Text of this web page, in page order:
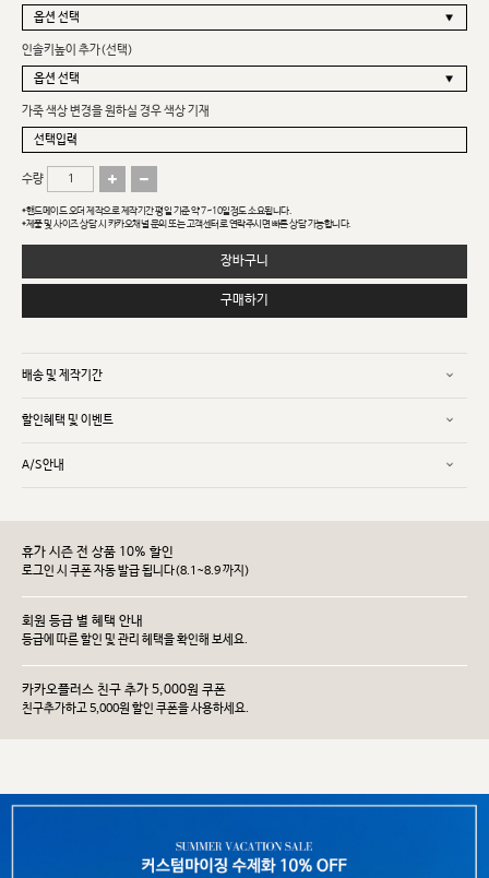
인솔키높이 추가(선택)
가죽 색상 변경을 원하실 경우 색상 기재
수량
*핸드메이드 오더 제작으로 제작기간 평일 기준 약 7~10일정도 소요됩니다.
*제품 및 사이즈 상담 시 카카오채널 문의 또는 고객센터로 연락주시면 빠른 상담 가능합니다.
장바구니
구매하기
배송 및 제작기간
할인혜택 및 이벤트
A/S안내
휴가 시즌 전 상품 10% 할인
로그인 시 쿠폰 자동 발급 됩니다(8.1~8.9 까지)
회원 등급 별 혜택 안내
등급에 따른 할인 및 관리 헤택을 확인해 보세요.
카카오플러스 친구 추가 5,000원 쿠폰
친구추가하고 5,000원 할인 쿠폰을 사용하세요.